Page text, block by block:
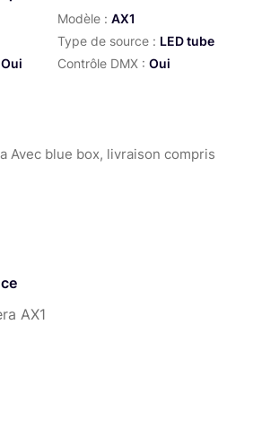
Modèle : AX1
Type de source : LED tube
Oui Contrôle DMX : Oui
Avec blue box, livraison compris
AX1